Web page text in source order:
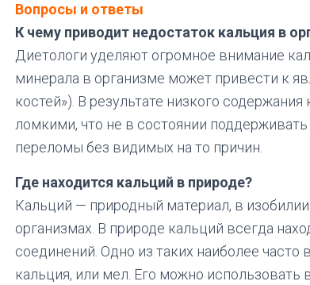
Вопросы и ответы
К чему приводит недостаток кальция в
Диетологи уделяют огромное внимание
минерала в организме может привести к
костей»). В результате низкого
ломкими, что не в состоянии
переломы без видимых на то причин.
Где находится кальций в природе?
Кальций — природный материал, в
организмах. В природе кальций всегда
соединений. Одно из таких наиболее
кальция, или мел. Его можно использовать